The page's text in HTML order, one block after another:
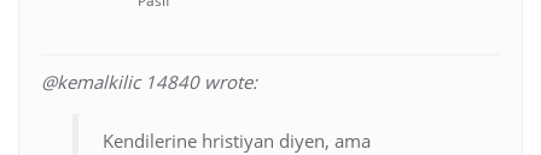
@kemalkilic 14840 wrote:
Kendilerine hristiyan diyen, ama